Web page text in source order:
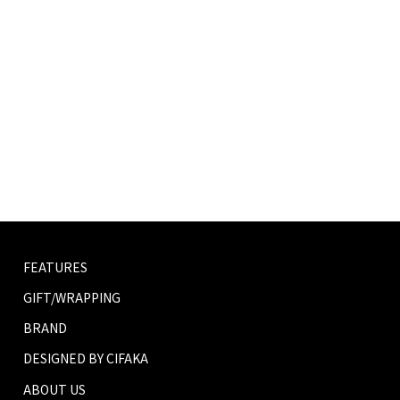
FEATURES
GIFT/WRAPPING
BRAND
DESIGNED BY CIFAKA
ABOUT US